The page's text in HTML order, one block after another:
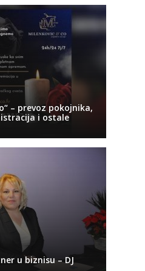
– prevoz pokojnika,
i ostale
u biznisu – DJ